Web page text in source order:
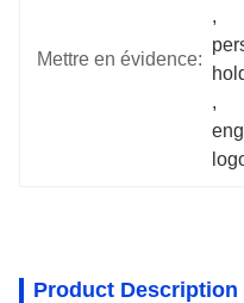
Mettre en évidence:
,
,
Product Description